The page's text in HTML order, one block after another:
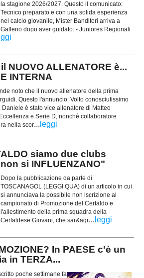
la stagione 2026/2027. Questo il comunicato:
Tecnico preparato e con una solida esperienza
nel calcio giovanile, Mister Banditori arriva a
Galleno dopo aver guidato: - Juniores Regionali
NUOVO ALLENATORE è...
INTERNA
noto che il nuovo allenatore della prima
Questo l'annuncio: Volto conosciutissimo
è stato vice allenatore di Matteo
e Serie D, nonché collaboratore
nella scor... leggi
siamo due clubs
si INFLUENZANO"
Dopo la pubblicazione da parte di
TOSCANAGOL (LEGGI QUA) di un articolo in cui
si annunciava la possibile non iscrizione al
campionato di Promozione del Certaldo e
l'allestimento della prima squadra della
Certaldese Giovani, che sar&agr... leggi
In PAESE c'è un
in TERZA...
poche settimane fa